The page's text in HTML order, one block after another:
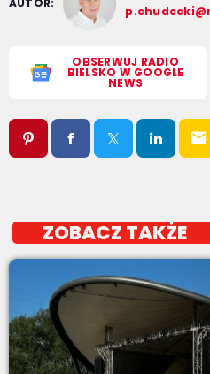
AUTOR:
OBSERWUJ RADIO
BIELSKO W GOOGLE
NEWS
email
ZOBACZ TAKŻE